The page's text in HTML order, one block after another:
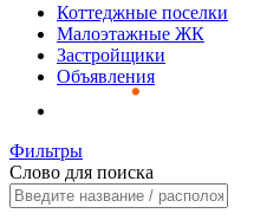
Коттеджные поселки
Малоэтажные ЖК
Застройщики
Объявления
Фильтры
Слово для поиска